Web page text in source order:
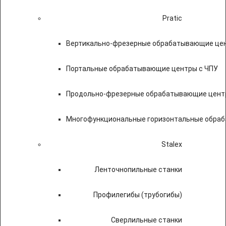
Pratic
Вертикально-фрезерные обрабатывающие
Портальные обрабатывающие центры с ЧПУ
Продольно-фрезерные обрабатывающие
Многофункциональные горизонтальные
Stalex
Ленточнопильные станки
Профилегибы (трубогибы)
Сверлильные станки